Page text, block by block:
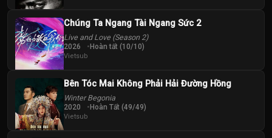
Chúng Ta Ngang Tài Ngang Sức 2
Live and Love (Season 2)
2026 Hoàn tất (10/10)
Vietsub
Bên Tóc Mai Không Phải Hải Đường Hồng
Winter Begonia
2020 Hoàn Tất (49/49)
Vietsub